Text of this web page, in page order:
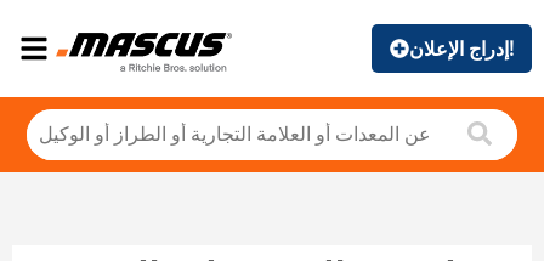
إدراج الإعلان!